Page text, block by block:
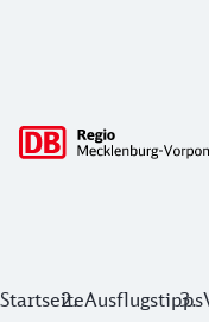
Die schönsten
StartseiteAusflugstipps